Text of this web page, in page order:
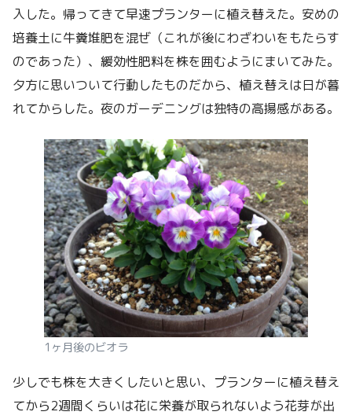
入した。帰ってきて早速プランターに植え替えた。安めの
培養土に牛糞堆肥を混ぜ（これが後にわざわいをもたらす
のであった）、緩効性肥料を株を囲むようにまいてみた。
夕方に思いついて行動したものだから、植え替えは日が暮
れてからした。夜のガーデニングは独特の高揚感がある。
1ヶ月後のビオラ
少しでも株を大きくしたいと思い、プランターに植え替え
てから2週間くらいは花に栄養が取られないよう花芽が出